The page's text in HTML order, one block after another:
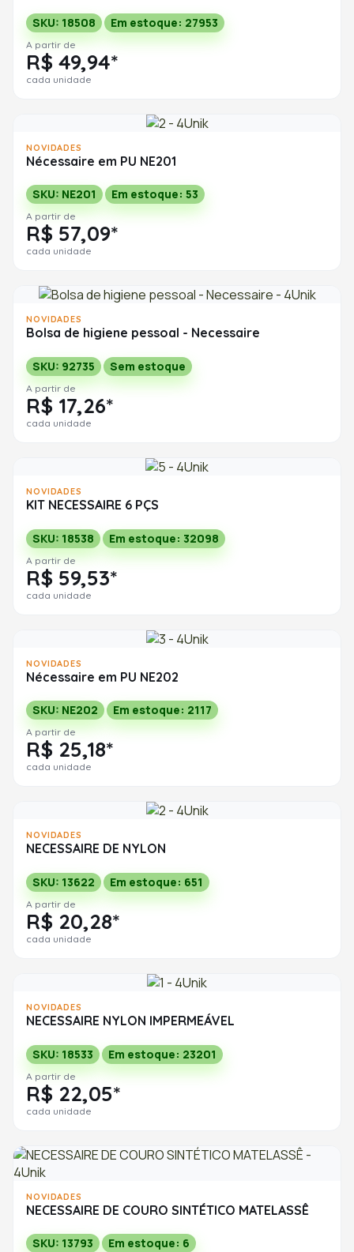
SKU: 18508 Em estoque: 27953
A partir de
R$ 49,94*
cada unidade
NOVIDADES
Nécessaire em PU NE201
SKU: NE201 Em estoque: 53
A partir de
R$ 57,09*
cada unidade
NOVIDADES
Bolsa de higiene pessoal - Necessaire
SKU: 92735 Sem estoque
A partir de
R$ 17,26*
cada unidade
NOVIDADES
KIT NECESSAIRE 6 PÇS
SKU: 18538 Em estoque: 32098
A partir de
R$ 59,53*
cada unidade
NOVIDADES
Nécessaire em PU NE202
SKU: NE202 Em estoque: 2117
A partir de
R$ 25,18*
cada unidade
NOVIDADES
NECESSAIRE DE NYLON
SKU: 13622 Em estoque: 651
A partir de
R$ 20,28*
cada unidade
NOVIDADES
NECESSAIRE NYLON IMPERMEÁVEL
SKU: 18533 Em estoque: 23201
A partir de
R$ 22,05*
cada unidade
NOVIDADES
NECESSAIRE DE COURO SINTÉTICO MATELASSÊ
SKU: 13793 Em estoque: 6